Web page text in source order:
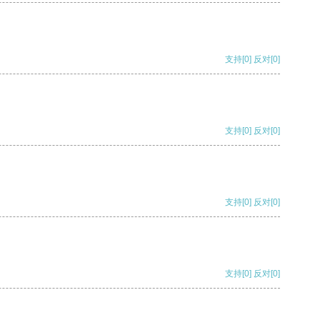
支持[0] 反对[0]
支持[0] 反对[0]
支持[0] 反对[0]
支持[0] 反对[0]